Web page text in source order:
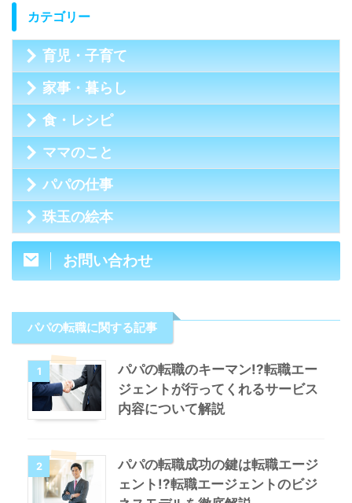
カテゴリー
育児・子育て
家事・暮らし
食・レシピ
ママのこと
パパの仕事
珠玉の絵本
お問い合わせ
パパの転職に関する記事
1
パパの転職のキーマン!?転職エー
ジェントが行ってくれるサービス
内容について解説
2
パパの転職成功の鍵は転職エージ
ェント!?転職エージェントのビジ